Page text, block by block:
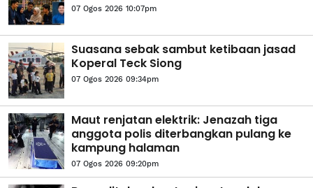
07 Ogos 2026 10:07pm
Suasana sebak sambut ketibaan jasad
Koperal Teck Siong
07 Ogos 2026 09:34pm
Maut renjatan elektrik: Jenazah tiga
anggota polis diterbangkan pulang ke
kampung halaman
07 Ogos 2026 09:20pm